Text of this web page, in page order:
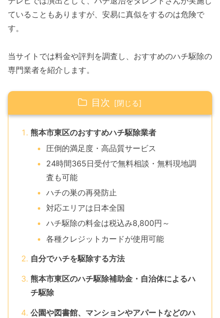
ていることもありますが、安易に真似をするのは危険で
す。
当サイトでは料金や評判を調査し、おすすめのハチ駆除の
専門業者を紹介します。
目次
熊本市東区のおすすめハチ駆除業者
圧倒的満足度・高品質サービス
24時間365日受付で無料相談・無料現地調
査も可能
ハチの巣の再発防止
対応エリアは日本全国
ハチ駆除の料金は税込み8,800円～
各種クレジットカードが使用可能
自分でハチを駆除する方法
熊本市東区のハチ駆除補助金・自治体によるハ
チ駆除
公園や図書館、マンションやアパートなどのハ